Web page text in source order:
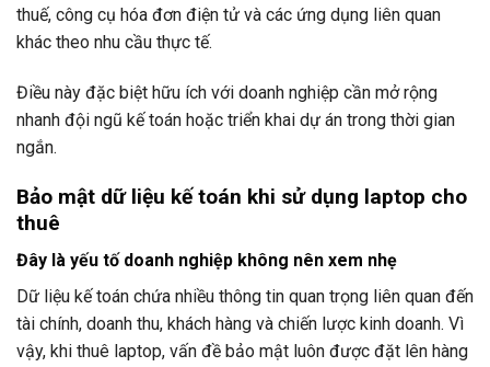
thuế, công cụ hóa đơn điện tử và các ứng dụng liên quan
khác theo nhu cầu thực tế.
Điều này đặc biệt hữu ích với doanh nghiệp cần mở rộng
nhanh đội ngũ kế toán hoặc triển khai dự án trong thời gian
ngắn.
Bảo mật dữ liệu kế toán khi sử dụng laptop cho
thuê
Đây là yếu tố doanh nghiệp không nên xem nhẹ
Dữ liệu kế toán chứa nhiều thông tin quan trọng liên quan đến
tài chính, doanh thu, khách hàng và chiến lược kinh doanh. Vì
vậy, khi thuê laptop, vấn đề bảo mật luôn được đặt lên hàng